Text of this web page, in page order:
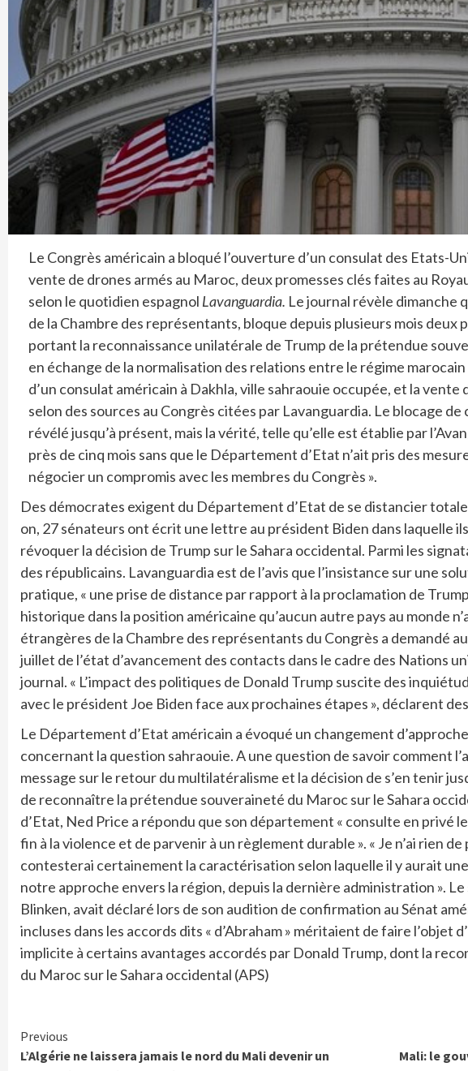
Le Congrès américain a bloqué l’ouverture d’un consulat des Etats-
vente de drones armés au Maroc, deux promesses clés faites au
selon le quotidien espagnol Lavanguardia. Le journal révèle dimanche
de la Chambre des représentants, bloque depuis plusieurs mois deux
portant la reconnaissance unilatérale de Trump de la prétendue
en échange de la normalisation des relations entre le régime
d’un consulat américain à Dakhla, ville sahraouie occupée, et la
selon des sources au Congrès citées par Lavanguardia. Le blocage de
révélé jusqu’à présent, mais la vérité, telle qu’elle est établie par
près de cinq mois sans que le Département d’Etat n’ait pris des
négocier un compromis avec les membres du Congrès ».
Des démocrates exigent du Département d’Etat de se distancier
on, 27 sénateurs ont écrit une lettre au président Biden dans laquelle
révoquer la décision de Trump sur le Sahara occidental. Parmi les
des républicains. Lavanguardia est de l’avis que l’insistance sur une
pratique, « une prise de distance par rapport à la proclamation de
historique dans la position américaine qu’aucun autre pays au monde
étrangères de la Chambre des représentants du Congrès a demandé
juillet de l’état d’avancement des contacts dans le cadre des Nations
journal. « L’impact des politiques de Donald Trump suscite des
avec le président Joe Biden face aux prochaines étapes », déclarent
Le Département d’Etat américain a évoqué un changement
concernant la question sahraouie. A une question de savoir comment
message sur le retour du multilatéralisme et la décision de s’en tenir
de reconnaître la prétendue souveraineté du Maroc sur le Sahara
d’Etat, Ned Price a répondu que son département « consulte en privé
fin à la violence et de parvenir à un règlement durable ». « Je n’ai rien
contesterai certainement la caractérisation selon laquelle il y aurait
notre approche envers la région, depuis la dernière administration ».
Blinken, avait déclaré lors de son audition de confirmation au Sénat
incluses dans les accords dits « d’Abraham » méritaient de faire l’objet
implicite à certains avantages accordés par Donald Trump, dont la
du Maroc sur le Sahara occidental (APS)
Continue
Previous
L’Algérie ne laissera jamais le nord du Mali devenir un
Mali: le